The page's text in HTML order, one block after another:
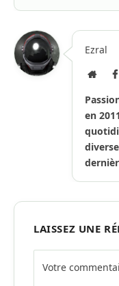
Ezral
Site
en
LAISSEZ UNE